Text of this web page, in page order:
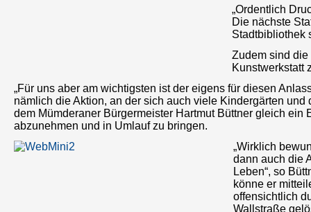
„Ordentlich
Die nächste
Stadtbibliothek
Zudem sind
Kunstwerkstatt
„Für uns aber am wichtigsten ist der eigens für diesen
nämlich die Aktion, an der sich auch viele Kindergärten
dem Mümderaner Bürgermeister Hartmut Büttner gleich
abzunehmen und in Umlauf zu bringen.
„Wirklich
dann auch die
Leben“, so
könne er
offensichtlich
Wallstraße